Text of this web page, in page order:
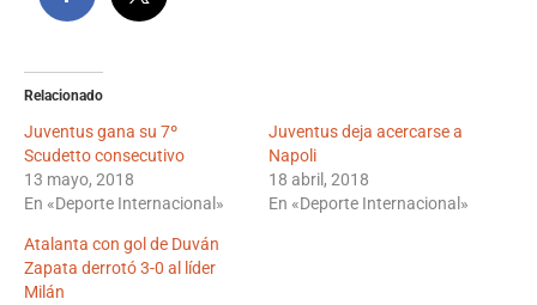
Relacionado
Juventus gana su 7º
Scudetto consecutivo
13 mayo, 2018
En «Deporte Internacional»
Juventus deja acercarse a
Napoli
18 abril, 2018
En «Deporte Internacional»
Atalanta con gol de Duván
Zapata derrotó 3-0 al líder
Milán